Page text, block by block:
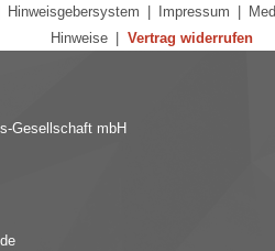
Hinweisgebersystem Impressum
Hinweise
Vertrag widerrufen
Gesellschaft mbH